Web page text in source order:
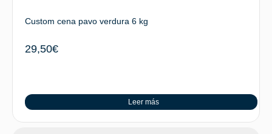
Custom cena pavo verdura 6 kg
29,50€
Leer más